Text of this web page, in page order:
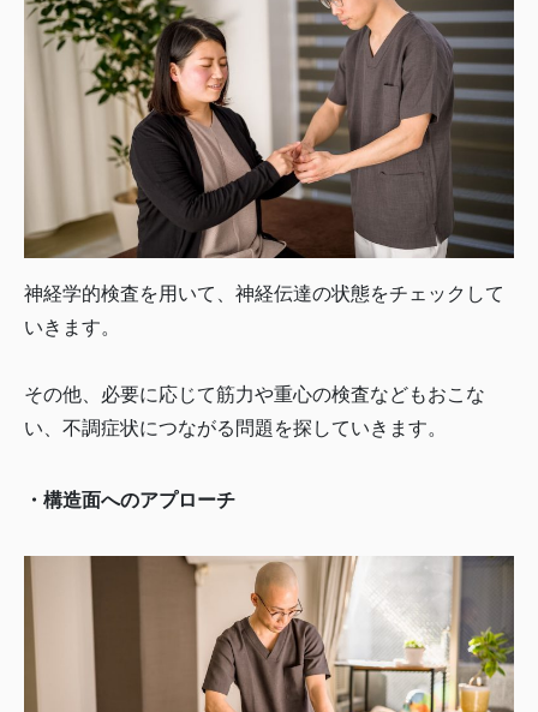
神経学的検査を用いて、神経伝達の状態をチェックして
いきます。
その他、必要に応じて筋力や重心の検査などもおこな
い、不調症状につながる問題を探していきます。
・構造面へのアプローチ